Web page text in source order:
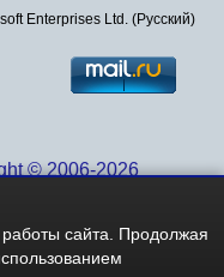
Enterprises Ltd. (Русский)
© 2006-2026
сайта. Продолжая